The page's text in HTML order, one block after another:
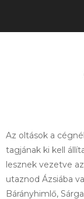
Az oltások a
tagjának ki kell
lesznek vezetve
utaznod Ázsiába
Bárányhimlő,